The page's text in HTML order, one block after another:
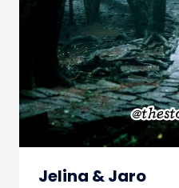
Jelina & Jaro